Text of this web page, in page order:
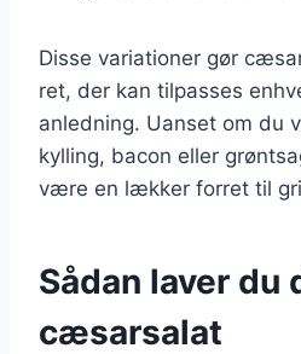
Disse variationer gør
ret, der kan tilpasses
anledning. Uanset om du
kylling, bacon eller
være en lækker forret til
Sådan laver du
cæsarsalat